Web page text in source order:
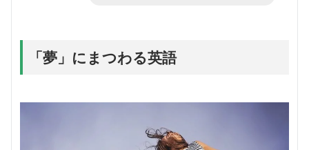
「夢」にまつわる英語